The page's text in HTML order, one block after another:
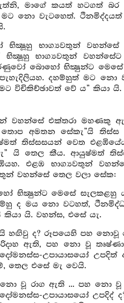
මාගේ කයත් හටගත් බර
ද මට නො වැටහෙත්.
භාග්‍යවතුන් වහන්සේ
භාග්‍යවතුන්
බොහෝ භික්‍ෂුන්ට මෙසේ
දහම්හුත් මට
විචිකිච්ඡාවත් වේ ය” කියා යි.
වහන්සේ එක්තරා මහණකු
අමතන සේකැ”යි
තිස්සසයන් වෙත
යි තෙල කීය. ආයුෂ්මත්
එළඹ භාග්‍යවතුන්
වහන්සේ තෙල වලා සේක:
භික්‍ෂුන්ට මෙසේ සැලකළහු
ද මය නො වටහත්,
කියා යි. වහන්ස, එසේ යැ.
හඟිවු ද? රූපයෙහි පහ
ඇති, පහ නො වූ තෘෂ්ණා
උපායාසයෝ
තෙල එසේ මැ වෙයි.
නො වූ රාග ඇති ... පහ නො වූ
උපායාසයෝ උපදිද්